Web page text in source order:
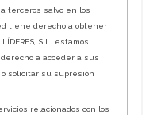
terceros salvo en los
tiene derecho a obtener
S.L. estamos
a acceder a sus
solicitar su supresión
relacionados con los